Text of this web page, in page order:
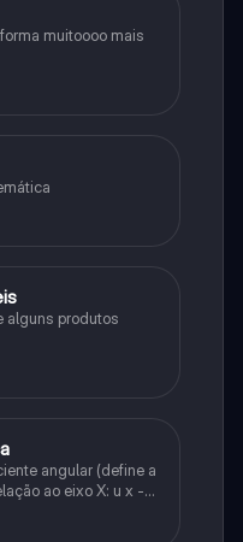
muitoooo mais
alguns produtos
angular (define a
ao eixo X: u x -
(valor que corta o